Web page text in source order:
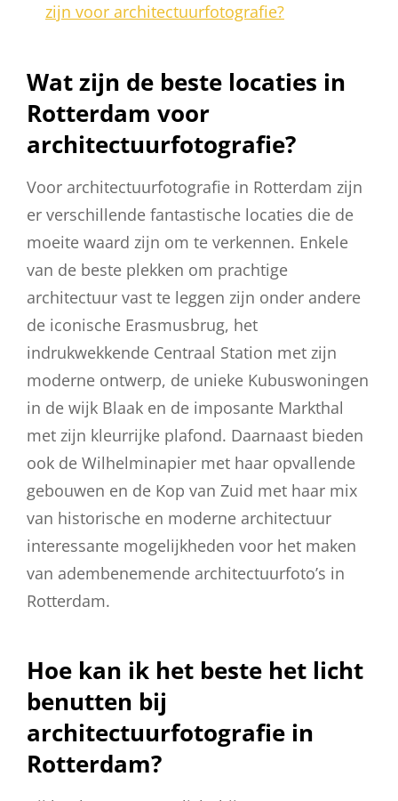
zijn voor architectuurfotografie?
Wat zijn de beste locaties in
Rotterdam voor
architectuurfotografie?
Voor architectuurfotografie in Rotterdam zijn
er verschillende fantastische locaties die de
moeite waard zijn om te verkennen. Enkele
van de beste plekken om prachtige
architectuur vast te leggen zijn onder andere
de iconische Erasmusbrug, het
indrukwekkende Centraal Station met zijn
moderne ontwerp, de unieke Kubuswoningen
in de wijk Blaak en de imposante Markthal
met zijn kleurrijke plafond. Daarnaast bieden
ook de Wilhelminapier met haar opvallende
gebouwen en de Kop van Zuid met haar mix
van historische en moderne architectuur
interessante mogelijkheden voor het maken
van adembenemende architectuurfoto’s in
Rotterdam.
Hoe kan ik het beste het licht
benutten bij
architectuurfotografie in
Rotterdam?